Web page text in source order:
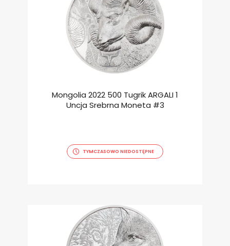
Mongolia 2022 500 Tugrik ARGALI 1
Uncja Srebrna Moneta #3
TYMCZASOWO NIEDOSTĘPNE